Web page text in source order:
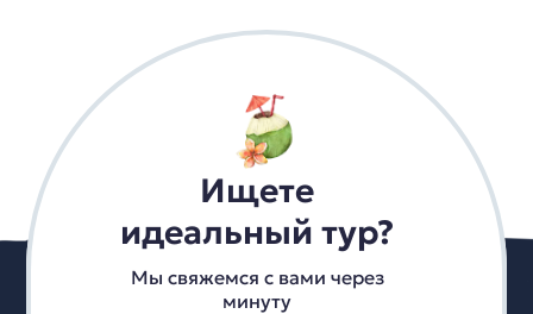
Ищете
идеальный тур?
Мы свяжемся с вами через
минуту